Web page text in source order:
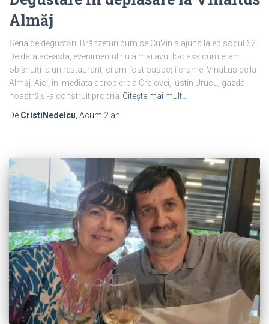
Almăj
Seria de degustări, Brânzeturi cum se CuVin a ajuns la episodul 62.
De data aceasta, evenimentul nu a mai avut loc așa cum eram
obișnuiți la un restaurant, ci am fost oaspeții cramei Vinaltus de la
Almăj. Aici, în imediata apropiere a Craiovei, Iustin Urucu, gazda
noastră și-a construit propria Citește mai mult…
De CristiNedelcu , Acum 2 ani